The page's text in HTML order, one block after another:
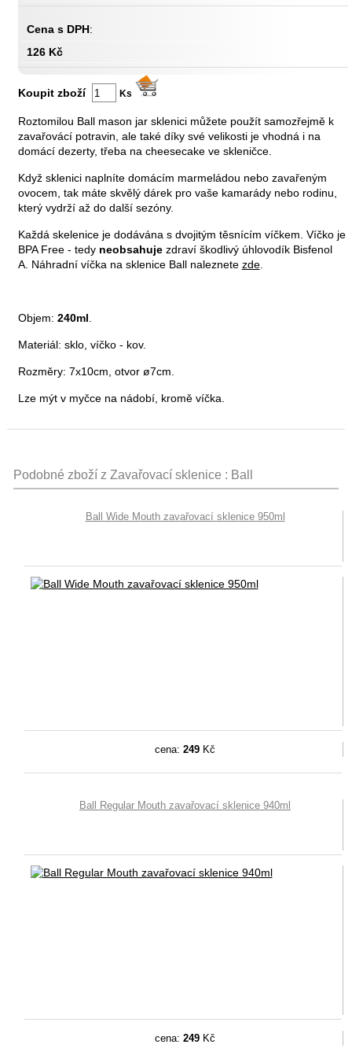
Cena s DPH:
126 Kč
Koupit zboží Ks
Roztomilou Ball mason jar sklenici můžete použít samozřejmě k
zavařovácí potravin, ale také díky své velikosti je vhodná i na
domácí dezerty, třeba na cheesecake ve skleničce.
Když sklenici naplníte domácím marmeládou nebo zavařeným
ovocem, tak máte skvělý dárek pro vaše kamarády nebo rodinu,
který vydrží až do další sezóny.
Každá skelenice je dodávána s dvojitým těsnícím víčkem. Víčko je
BPA Free - tedy neobsahujezdraví škodlivý úhlovodík Bisfenol
A. Náhradní víčka na sklenice Ball naleznete zde.
Objem: 240ml.
Materiál: sklo, víčko - kov.
Rozměry: 7x10cm, otvor ø7cm.
Lze mýt v myčce na nádobí, kromě víčka.
Podobné zboží z Zavařovací sklenice : Ball
Ball Wide Mouth zavařovací sklenice 950ml
cena:249 Kč
Ball Regular Mouth zavařovací sklenice 940ml
cena:249 Kč